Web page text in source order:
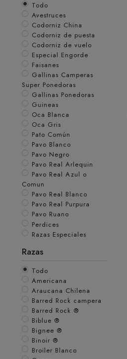
Todo
Avestruces
Codorniz China
Codorniz de puesta
Codorniz de vuelo
Especial Engorde
Faisanes
Gallinas Camperas
Super Ponedoras
Gallinas Ponedoras
Guineas
Oca Blanca
Oca Gris
Pato Común
Pavo Blanco
Pavo Negro
Pavo Real Arlequin
Pavo Real Azul o
Comun
Pavo Real Blanco
Pavo Real Purpura
Pavo Ruano
Perdices
Razas Especiales
Razas
Todo
Americana
Araucana Chilena
Barred Rock campera
Barred Rock ®
Biblue ®
Bignee ®
Binoir ®
Broiler Blanco